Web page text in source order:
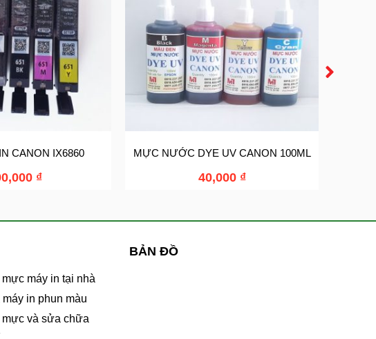
CANON IX6860
₫
MỰC NƯỚC DYE UV CANON 100ML
40,000 ₫
máy in tại nhà
in phun màu
mực và sửa chữa
BẢN ĐỒ